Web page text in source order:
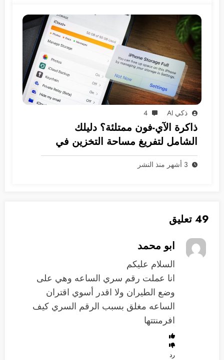
ذكي AI 4
ذاكرة الآي-فون ممتلئة؟ دليلك
الشامل لتفريغ مساحة التخزين في
نظام iOS
3 أشهر منذ النشر
49 تعليق
ابو محمد
السلام عليكم
انا عملت رقم سري الساعه وهي على
وضع الطيران ولا اقدر أسوي اقتران
الساعه مغلق بسبب الرقم السري كيف
افرمنتتها
رد